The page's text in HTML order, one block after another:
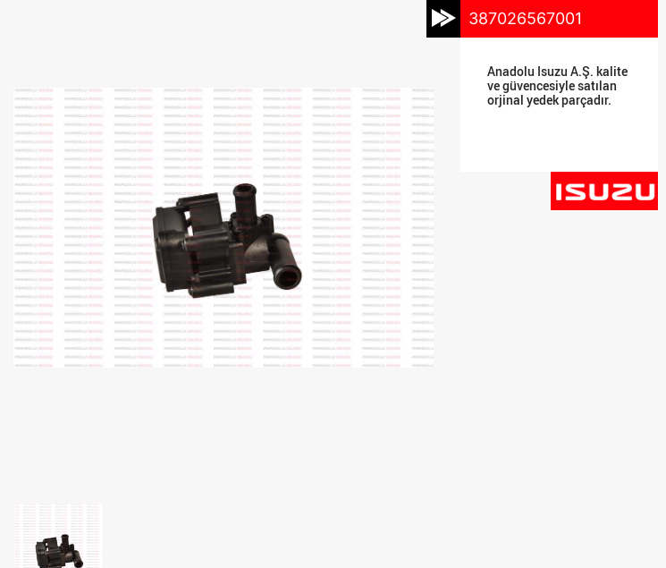
387026567001
Anadolu Isuzu A.Ş. kalite
ve güvencesiyle satılan
orjinal yedek parçadır.